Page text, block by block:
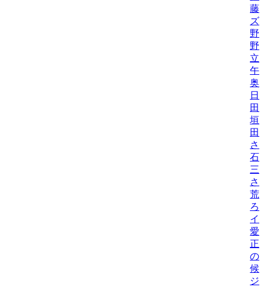
藤
ズ
野
野
立
午
奥
日
田
垣
田
さ
石
三
さ
荒
ろ
イ
愛
正
の
候/
ジ